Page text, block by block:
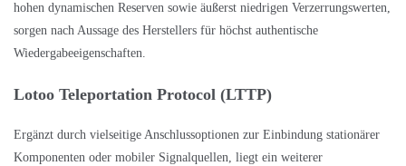
hohen dynamischen Reserven sowie äußerst niedrigen Verzerrungswerten,
sorgen nach Aussage des Herstellers für höchst authentische
Wiedergabeeigenschaften.
Lotoo Teleportation Protocol (LTTP)
Ergänzt durch vielseitige Anschlussoptionen zur Einbindung stationärer
Komponenten oder mobiler Signalquellen, liegt ein weiterer